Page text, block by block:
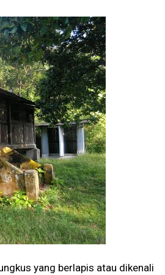
yang berlapis atau dikenali